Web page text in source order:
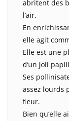
abritent des
l’air.
En
elle agit
Elle est une
d’un joli
Ses
assez lourds
fleur.
Bien qu’elle